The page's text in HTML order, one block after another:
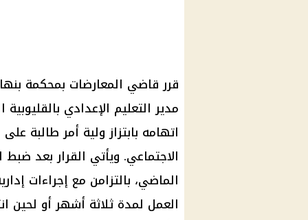
قررقاضي المعارضات بمحكمة
مدير التعليم الإعدادي بالقليوبية
اتهامه بابتزازولية أمر طالبة على
الاجتماعي. ويأتي القرار بعد
الماضي، بالتزامن مع إجراءات
العمل لمدة ثلاثة أشهر أو لحين